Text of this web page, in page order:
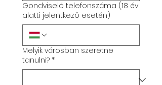
Gondviselő telefonszáma (18 év
alatti jelentkező esetén)
Melyik városban szeretne
tanulni? *